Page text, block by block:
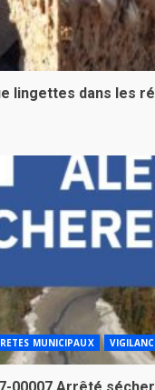
lingettes dans les
MUNICIPAUX